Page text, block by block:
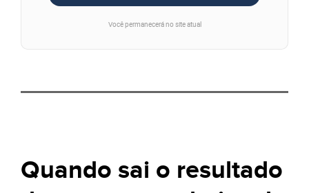
Você permanecerá no site atual
Quando sai o resultado